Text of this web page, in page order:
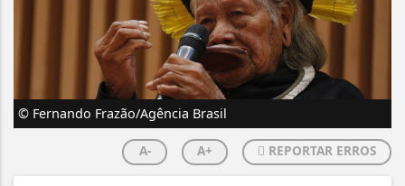
© Fernando Frazão/Agência Brasil
A- A+ REPORTAR ERROS